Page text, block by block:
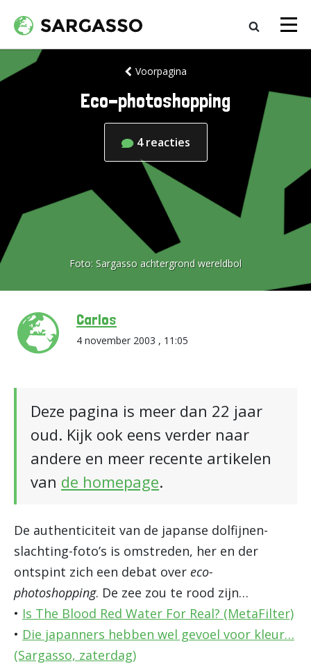
Voorpagina
Eco-photoshopping
4 reacties
Foto: Sargasso achtergrond wereldbol
Carlos
4 november 2003 , 11:05
Deze pagina is meer dan 22 jaar
oud. Kijk ook eens verder naar
andere en meer recente artikelen
van de homepage.
De authenticiteit van de japanse dolfijnen-
slachting-foto’s is omstreden, her en der
ontspint zich een debat over eco-
photoshopping. De zee zou te rood zijn…
• Is The Blood Red Water For Real? (MetaFilter)
• Die japanners hebben wel gevoel voor kleur…
(Sargasso, zaterdag)